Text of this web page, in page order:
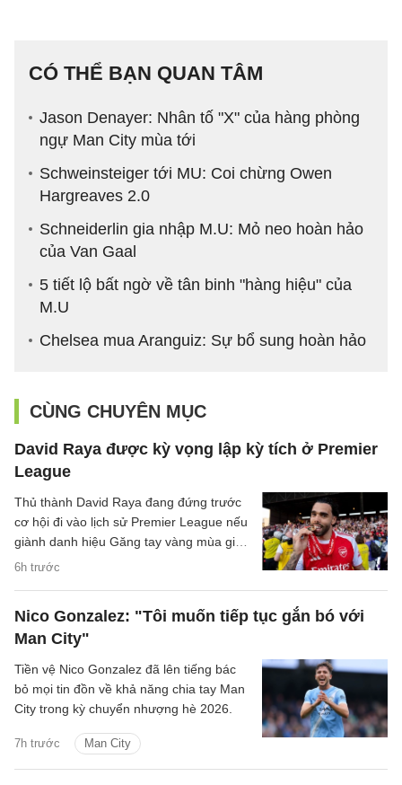
CÓ THỂ BẠN QUAN TÂM
Jason Denayer: Nhân tố "X" của hàng phòng
ngự Man City mùa tới
Schweinsteiger tới MU: Coi chừng Owen
Hargreaves 2.0
Schneiderlin gia nhập M.U: Mỏ neo hoàn hảo
của Van Gaal
5 tiết lộ bất ngờ về tân binh "hàng hiệu" của
M.U
Chelsea mua Aranguiz: Sự bổ sung hoàn hảo
CÙNG CHUYÊN MỤC
David Raya được kỳ vọng lập kỳ tích ở Premier
League
6h trước
Thủ thành David Raya đang đứng trước
cơ hội đi vào lịch sử Premier League nếu
giành danh hiệu Găng tay vàng mùa giải
2026/27.
Nico Gonzalez: "Tôi muốn tiếp tục gắn bó với
Man City"
7h trước Man City
Tiền vệ Nico Gonzalez đã lên tiếng bác
bỏ mọi tin đồn về khả năng chia tay Man
City trong kỳ chuyển nhượng hè 2026.